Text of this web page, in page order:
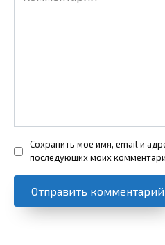
Сохранить моё имя, email и
последующих моих